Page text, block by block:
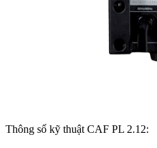
Thông số kỹ thuật CAF PL 2.12: